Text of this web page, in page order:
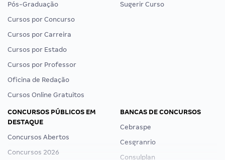
Pós-Graduação
Cursos por Concurso
Cursos por Carreira
Cursos por Estado
Cursos por Professor
Oficina de Redação
Cursos Online Gratuitos
Sugerir Curso
CONCURSOS PÚBLICOS EM
DESTAQUE
Concursos Abertos
Concursos 2026
BANCAS DE CONCURSOS
Cebraspe
Cesgranrio
Consulplan